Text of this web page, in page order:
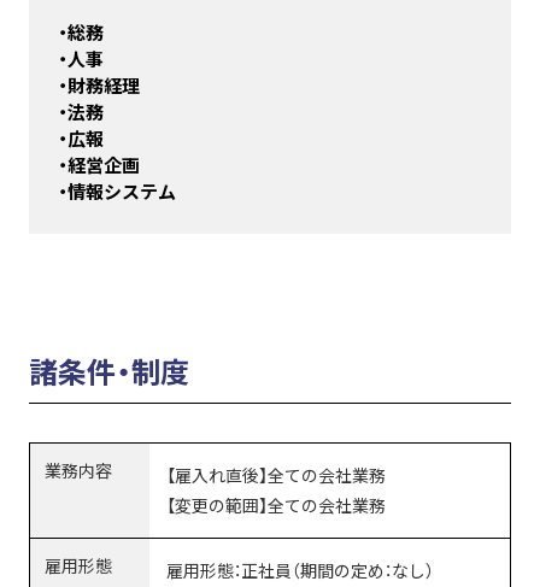
・総務
・人事
・財務経理
・法務
・広報
・経営企画
・情報システム
諸条件・制度
業務内容
【雇入れ直後】全ての会社業務
【変更の範囲】全ての会社業務
雇用形態
雇用形態：正社員（期間の定め：なし）